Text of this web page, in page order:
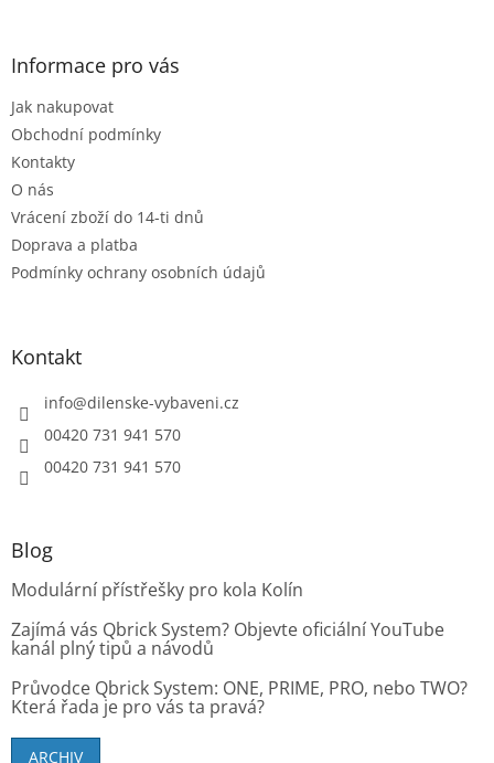
Informace pro vás
Jak nakupovat
Obchodní podmínky
Kontakty
O nás
Vrácení zboží do 14-ti dnů
Doprava a platba
Podmínky ochrany osobních údajů
Kontakt
info@dilenske-vybaveni.cz
00420 731 941 570
00420 731 941 570
Blog
Modulární přístřešky pro kola Kolín
Zajímá vás Qbrick System? Objevte oficiální YouTube
kanál plný tipů a návodů
Průvodce Qbrick System: ONE, PRIME, PRO, nebo TWO?
Která řada je pro vás ta pravá?
ARCHIV